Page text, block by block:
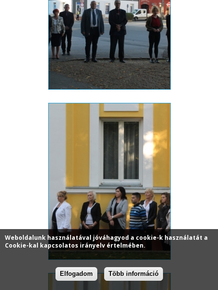
Weboldalunk használatával jóváhagyod a cookie-k használatát a
Cookie-kal kapcsolatos irányelv értelmében.
Elfogadom Több információ